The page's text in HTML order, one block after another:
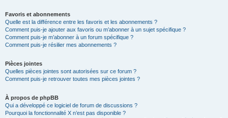
Favoris et abonnements
Quelle est la différence entre les favoris et les abonnements ?
Comment puis-je ajouter aux favoris ou m’abonner à un sujet spécifique ?
Comment puis-je m’abonner à un forum spécifique ?
Comment puis-je résilier mes abonnements ?
Pièces jointes
Quelles pièces jointes sont autorisées sur ce forum ?
Comment puis-je retrouver toutes mes pièces jointes ?
À propos de phpBB
Qui a développé ce logiciel de forum de discussions ?
Pourquoi la fonctionnalité X n’est pas disponible ?